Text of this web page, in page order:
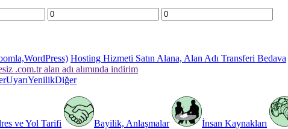
Hosting Hizmeti Satın Alana, Alan Adı Transferi Bedava
.com.tr alan adı alımında indirim
UyarıYenilikDiğer
ve Yol Tarifi Bayilik, Anlaşmalar İnsan Kaynakları